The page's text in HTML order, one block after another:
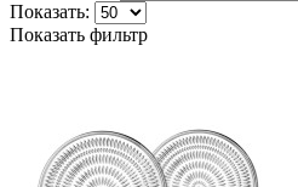
Показать:
Показать фильтр